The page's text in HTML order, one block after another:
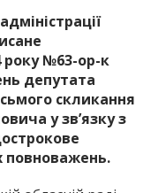
області на день.
особи Запоріжжя.
публікує статті
журналістів,
чесну аналітику. Ми
наших читачів і
для них
про події
та області.
року №63-ор-к
депутата
скликання
у зв’язку з
повноважень.